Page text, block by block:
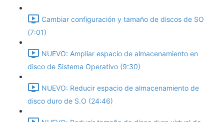
Cambiar configuración y tamaño de discos de SO
(7:01)
NUEVO: Ampliar espacio de almacenamiento en
disco de Sistema Operativo (9:30)
NUEVO: Reducir espacio de almacenamiento de
disco duro de S.O (24:46)